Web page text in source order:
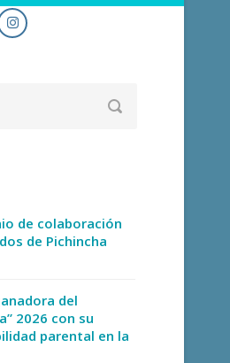
de colaboración
de Pichincha
del
2026 con su
parental en la